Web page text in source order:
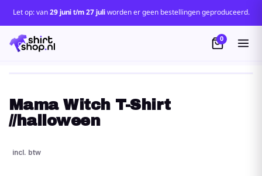
Let op: van29 juni t/m 27 juliworden er geen bestellingen geproduceerd.
0
Mama Witch T-Shirt
//halloween